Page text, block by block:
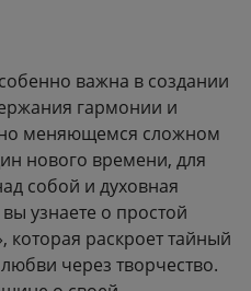
важна в создании
гармонии и
меняющемся сложном
нового времени, для
собой и духовная
узнаете о простой
которая раскроет тайный
через творчество.